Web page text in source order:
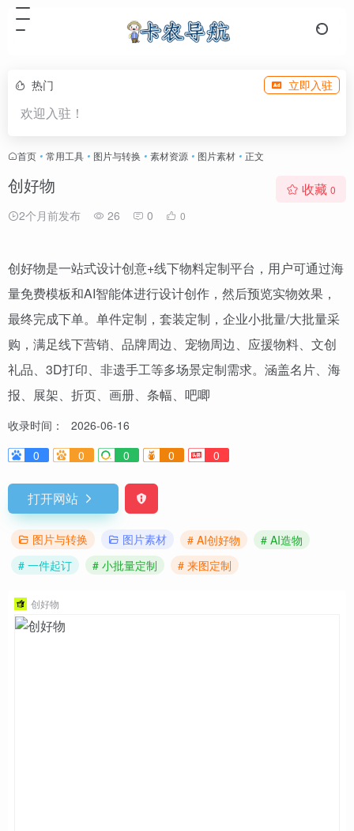
热门 立即入驻
欢迎入驻！
首页 • 常用工具 • 图片与转换 • 素材资源 • 图片素材 • 正文
创好物
2个月前发布 26 0 0
收藏 0
创好物是一站式设计创意+线下物料定制平台，用户可通过海
量免费模板和AI智能体进行设计创作，然后预览实物效果，
最终完成下单。单件定制，套装定制，企业小批量/大批量采
购，满足线下营销、品牌周边、宠物周边、应援物料、文创
礼品、3D打印、非遗手工等多场景定制需求。涵盖名片、海
报、展架、折页、画册、条幅、吧唧
收录时间：
2026-06-16
0
0 0 0 0
打开网站
图片与转换 图片素材 # AI创好物
# AI造物
# 一件起订
# 小批量定制 # 来图定制
创好物